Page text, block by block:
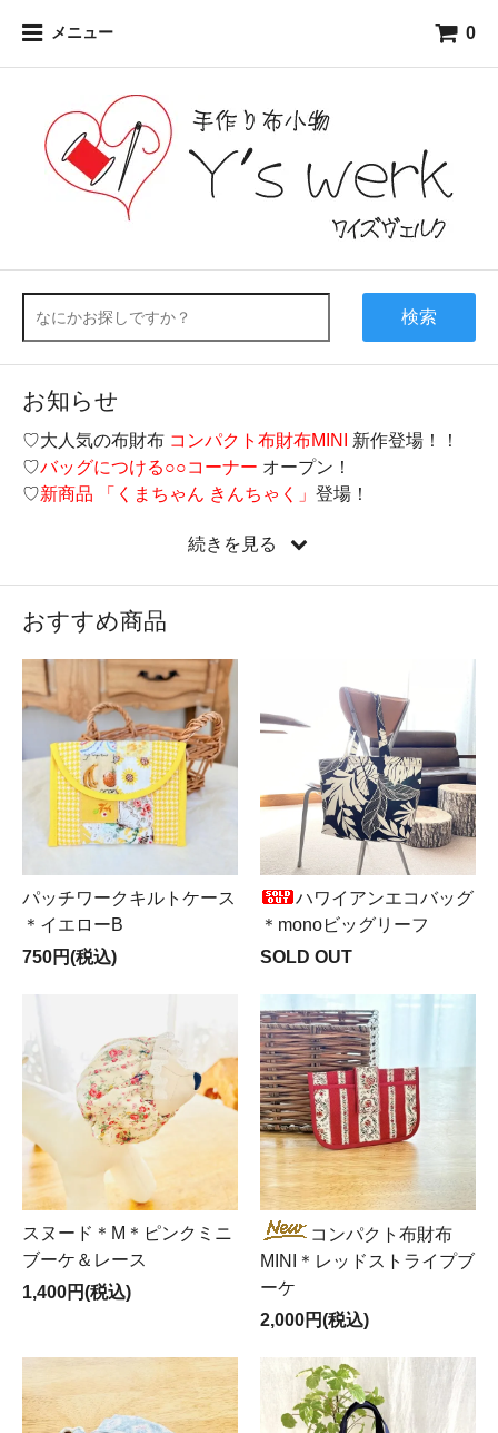
メニュー 0
検索
お知らせ
♡大人気の布財布 コンパクト布財布MINI 新作登場！！
♡バッグにつける○○コーナー オープン！
♡新商品 「くまちゃん きんちゃく」 登場！
♡遂に来ました！LIBERTY全品半額SALE実施中
続きを見る
おすすめ商品
パッチワークキルトケース
＊イエローB
750円(税込)
ハワイアンエコバッグ
＊monoビッグリーフ
SOLD OUT
スヌード＊M＊ピンクミニ
ブーケ＆レース
1,400円(税込)
コンパクト布財布
MINI＊レッドストライプブ
ーケ
2,000円(税込)